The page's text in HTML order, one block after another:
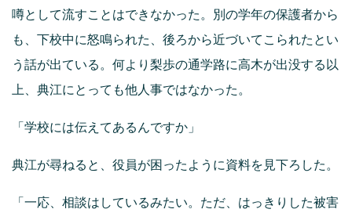
噂として流すことはできなかった。別の学年の保護者から
も、下校中に怒鳴られた、後ろから近づいてこられたとい
う話が出ている。何より梨歩の通学路に高木が出没する以
上、典江にとっても他人事ではなかった。
「学校には伝えてあるんですか」
典江が尋ねると、役員が困ったように資料を見下ろした。
「一応、相談はしているみたい。ただ、はっきりした被害